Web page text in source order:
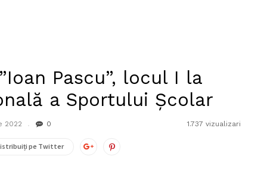
Pascu”, locul I la
a Sportului Școlar
2022 0 1.737 vizualizari
pe Twitter